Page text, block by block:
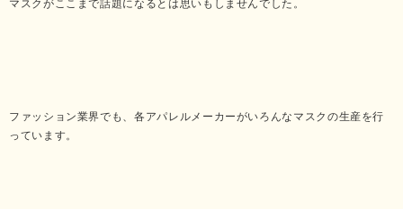
マスクがここまで話題になるとは思いもしませんでした。
ファッション業界でも、各アパレルメーカーがいろんなマスクの生産を行
っています。